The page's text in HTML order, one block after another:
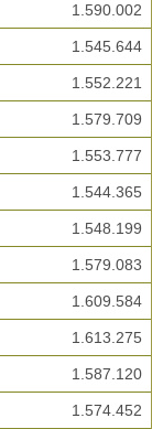
1.590.002
1.545.644
1.552.221
1.579.709
1.553.777
1.544.365
1.548.199
1.579.083
1.609.584
1.613.275
1.587.120
1.574.452